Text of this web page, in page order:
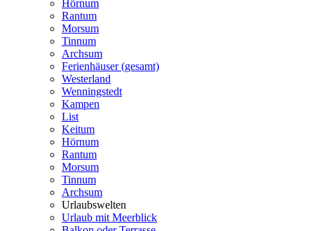
Hörnum
Rantum
Morsum
Tinnum
Archsum
Ferienhäuser (gesamt)
Westerland
Wenningstedt
Kampen
List
Keitum
Hörnum
Rantum
Morsum
Tinnum
Archsum
Urlaubswelten
Urlaub mit Meerblick